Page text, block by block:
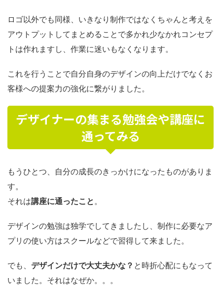
ロゴ以外でも同様、いきなり制作ではなくちゃんと考えを
アウトプットしてまとめることで多かれ少なかれコンセプ
トは作れますし、作業に迷いもなくなります。
これを行うことで自分自身のデザインの向上だけでなくお
客様への提案力の強化に繋がりました。
デザイナーの集まる勉強会や講座に
通ってみる
もうひとつ、自分の成長のきっかけになったものがありま
す。
それは講座に通ったこと 。
デザインの勉強は独学でしてきましたし、制作に必要なア
プリの使い方はスクールなどで習得して来ました。
でも、 デザインだけで大丈夫かな？ と時折心配にもなって
いました。それはなぜか。。。